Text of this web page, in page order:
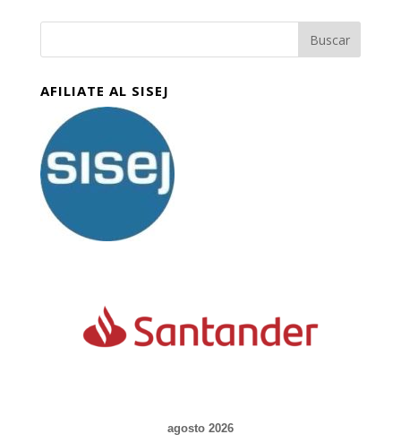
AFILIATE AL SISEJ
agosto 2026